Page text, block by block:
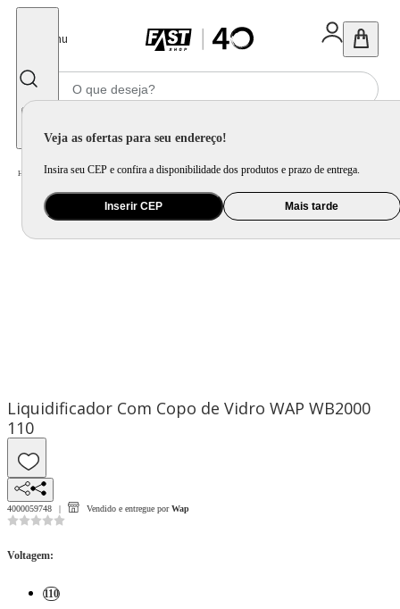
Menu
Veja as ofertas para seu endereço!
Insira seu CEP e confira a disponibilidade dos produtos e prazo de entrega.
Inserir CEP Mais tarde
Home Eletroportátil / Liquidificador / Liquidificador Com Copo de Vidro WAP WB2000
Liquidificador Com Copo de Vidro WAP WB2000
110
4000059748 Vendido e entregue por Wap
Voltagem:
110